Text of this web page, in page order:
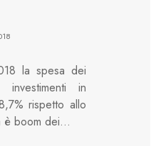
la spesa dei
in
rispetto allo
è boom dei…